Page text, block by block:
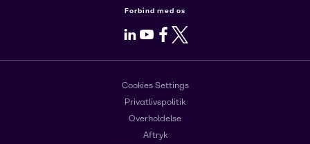
Forbind med os
LinkedIn
Youtube
Facebook
X
Cookies Settings
Privatlivspolitik
Overholdelse
Aftryk